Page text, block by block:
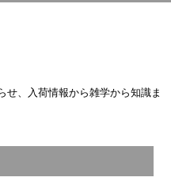
せ、入荷情報から雑学から知識ま